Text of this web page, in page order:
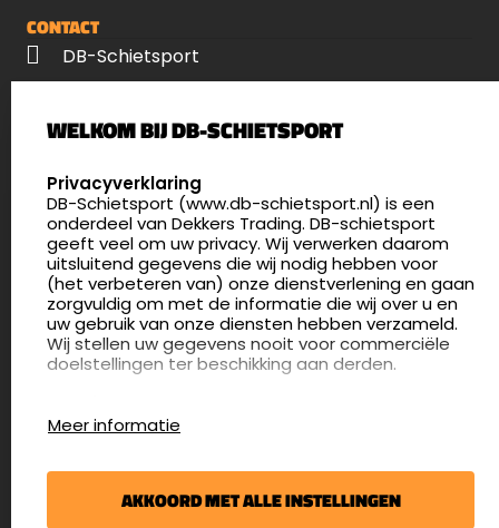
CONTACT
DB-Schietsport
5411 LX Zeeland
4.8
176 beoordelingen
info@db-schietsport.nl
Openingstijden
Dinsdag en donderdag: 13:00 - 17:00 én 18:00 - 21:00
uur
Afspraak maken
Nieuwsbrief
€5,- kortingsbon voor uw volgende bestelling.
WELKOM BIJ DB-SCHIETSPORT
SELECT LANGUAGE
Privacyverklaring
DB-Schietsport (www.db-schietsport.nl) is een
onderdeel van Dekkers Trading. DB-schietsport
geeft veel om uw privacy. Wij verwerken daarom
uitsluitend gegevens die wij nodig hebben voor
(het verbeteren van) onze dienstverlening en gaan
zorgvuldig om met de informatie die wij over u en
uw gebruik van onze diensten hebben verzameld.
Wij stellen uw gegevens nooit voor commerciële
doelstellingen ter beschikking aan derden.
website gebruiken en hoe effectief de Adwords-
Meer informatie
AKKOORD MET ALLE INSTELLINGEN